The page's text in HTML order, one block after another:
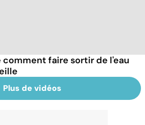
comment faire sortir de l'eau
Plus de vidéos